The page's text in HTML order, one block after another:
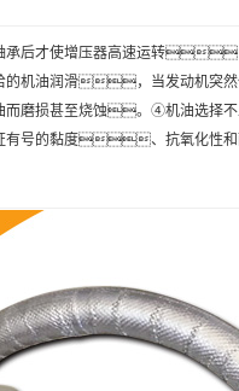
承后才使增压器高速运转
的机油润滑，当发动机
而磨损甚至烧蚀。④机油选
有号的黏度、抗氧化性